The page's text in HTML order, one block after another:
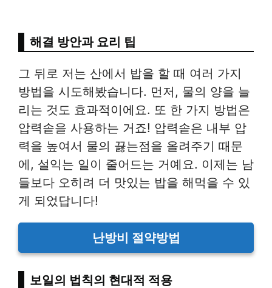
해결 방안과 요리 팁
그 뒤로 저는 산에서 밥을 할 때 여러 가지
방법을 시도해봤습니다. 먼저, 물의 양을 늘
리는 것도 효과적이에요. 또 한 가지 방법은
압력솥을 사용하는 거죠! 압력솥은 내부 압
력을 높여서 물의 끓는점을 올려주기 때문
에, 설익는 일이 줄어드는 거예요. 이제는 남
들보다 오히려 더 맛있는 밥을 해먹을 수 있
게 되었답니다!
난방비 절약방법
보일의 법칙의 현대적 적용